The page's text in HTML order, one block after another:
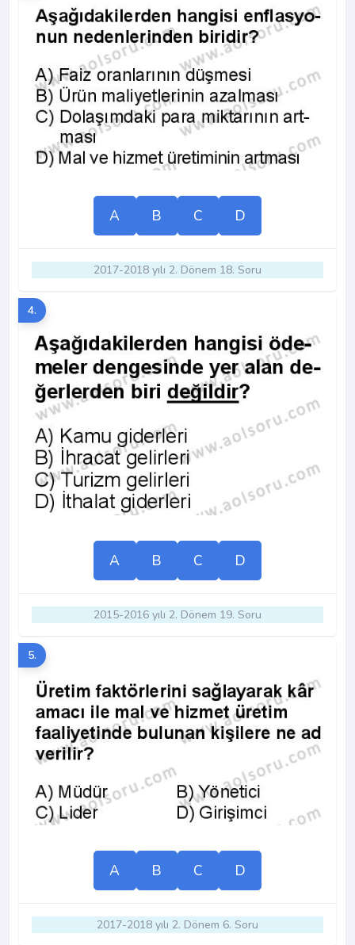
A B C D
2017-2018 yılı 2. Dönem 18. Soru
4.
A B C D
2015-2016 yılı 2. Dönem 19. Soru
5.
A B C D
2017-2018 yılı 2. Dönem 6. Soru